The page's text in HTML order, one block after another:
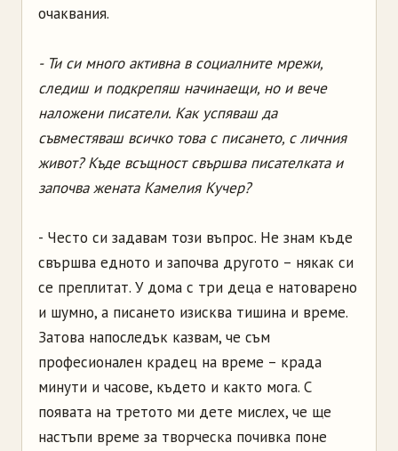
очаквания.
- Ти си много активна в социалните мрежи,
следиш и подкрепяш начинаещи, но и вече
наложени писатели. Как успяваш да
съвместяваш всичко това с писането, с личния
живот? Къде всъщност свършва писателката и
започва жената Камелия Кучер?
- Често си задавам този въпрос. Не знам къде
свършва едното и започва другото – някак си
се преплитат. У дома с три деца е натоварено
и шумно, а писането изисква тишина и време.
Затова напоследък казвам, че съм
професионален крадец на време – крада
минути и часове, където и както мога. С
появата на третото ми дете мислех, че ще
настъпи време за творческа почивка поне